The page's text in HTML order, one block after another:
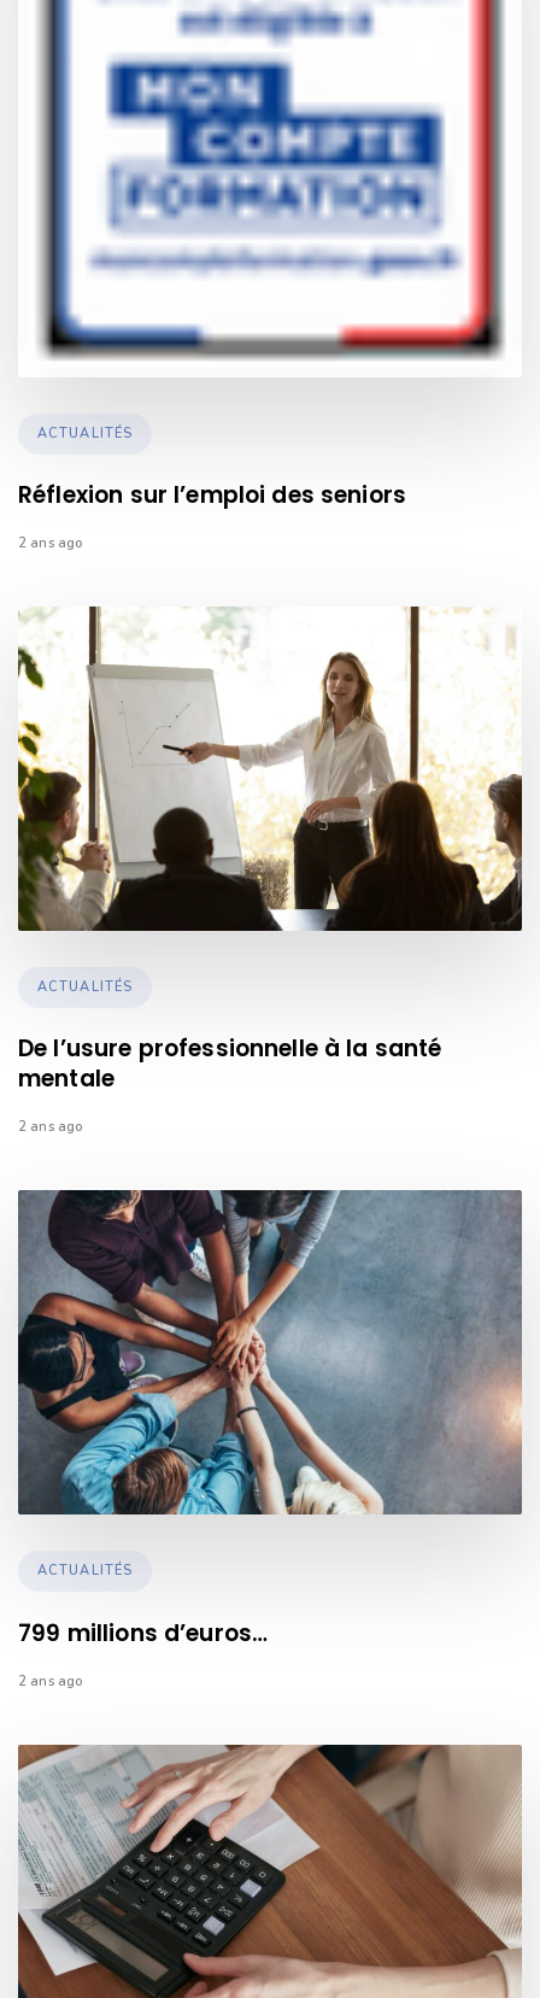
TAGS
ACTUALITÉS
Réflexion sur l’emploi des seniors
2 ans ago
TAGS
ACTUALITÉS
De l’usure professionnelle à la santé
mentale
2 ans ago
TAGS
ACTUALITÉS
799 millions d’euros…
2 ans ago